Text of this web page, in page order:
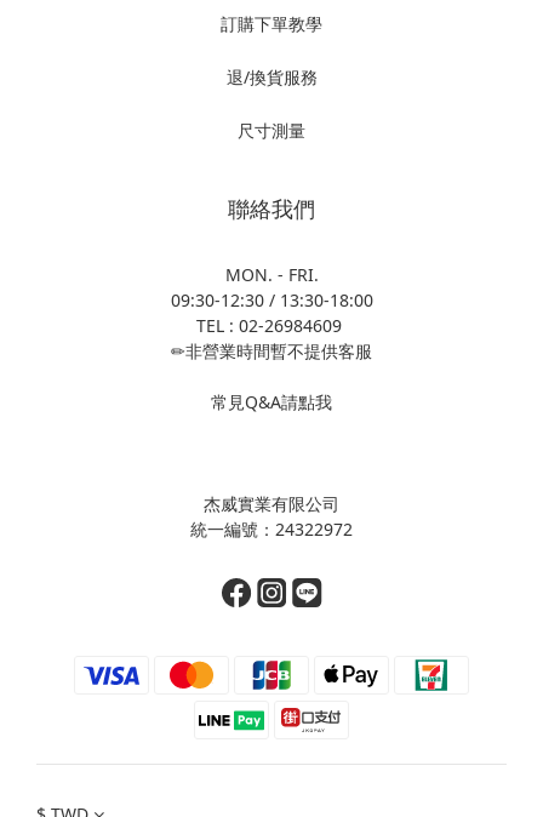
訂購下單教學
退/換貨服務
尺寸測量
聯絡我們
MON. - FRI.
09:30-12:30 / 13:30-18:00
TEL : 02-26984609
✏非營業時間暫不提供客服
常見Q&A請點我
杰威實業有限公司
統一編號：24322972